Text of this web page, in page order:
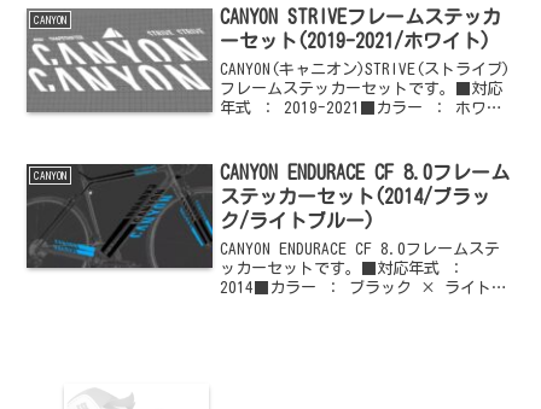
ワイトご購入はこち...
CANYON
CANYON STRIVEフレームステッカ
ーセット(2019-2021/ホワイト)
CANYON(キャニオン)STRIVE(ストライブ)
フレームステッカーセットです。■対応
年式 ： 2019-2021■カラー ： ホワイ
CANYON
CANYON ENDURACE CF 8.0フレーム
ステッカーセット(2014/ブラッ
ク/ライトブルー)
CANYON ENDURACE CF 8.0フレームステ
ッカーセットです。■対応年式 ：
2014■カラー ： ブラック × ライトブ